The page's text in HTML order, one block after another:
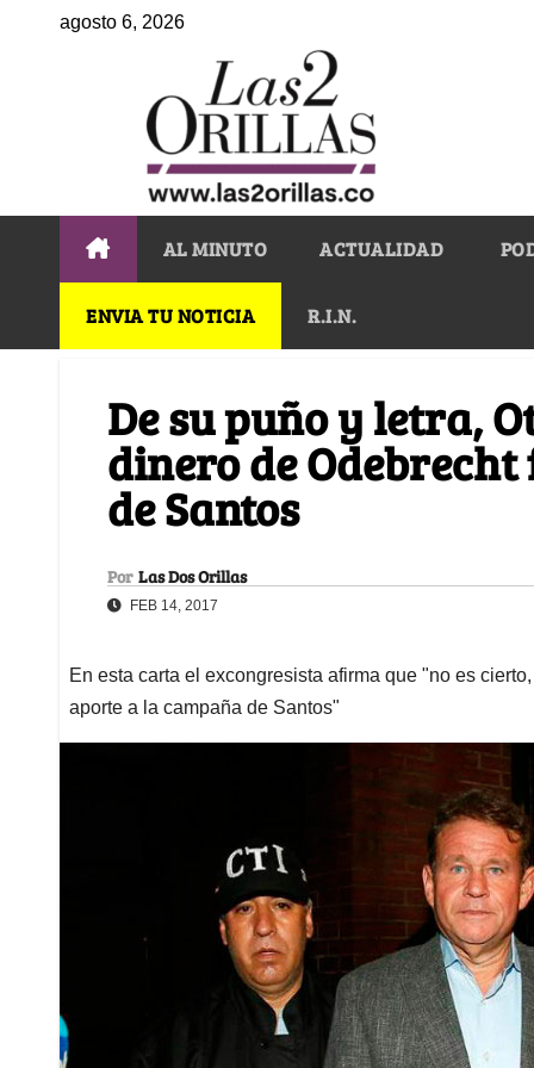
agosto 6, 2026
AL MINUTO ACTUALIDAD
ENVIA TU NOTICIA R.I.N.
De su puño y letra,
dinero de
de Santos
Por Las Dos Orillas
FEB 14, 2017
En esta carta el excongresista afirma que "no es
aporte a la campaña de Santos"